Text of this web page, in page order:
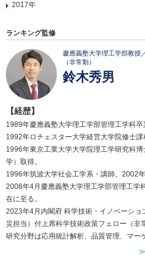
2017年
ランキング監修
慶應義塾大学理工学部教授
（非常勤）
鈴木秀男
【経歴】
1989年慶應義塾大学理工学部管理工学科卒
1992年ロチェスター大学経営大学院修士課
1996年東京工業大学大学院理工学研究科
学）取得。
1996年筑波大学社会工学系・講師。2002年
2008年4月慶應義塾大学理工学部管理工学
在に至る。
2023年4月内閣府 科学技術・イノベーシ
災担当）付上席科学技術政策フェロー（非
研究分野は応用統計解析、品質管理、マー
≫